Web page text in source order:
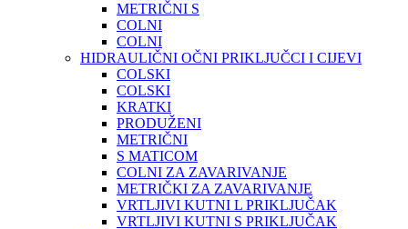
METRIČNI S
COLNI
COLNI
HIDRAULIČNI OČNI PRIKLJUČCI I CIJEVI
COLSKI
COLSKI
KRATKI
PRODUŽENI
METRIČNI
S MATICOM
COLNI ZA ZAVARIVANJE
METRIČKI ZA ZAVARIVANJE
VRTLJIVI KUTNI L PRIKLJUČAK
VRTLJIVI KUTNI S PRIKLJUČAK